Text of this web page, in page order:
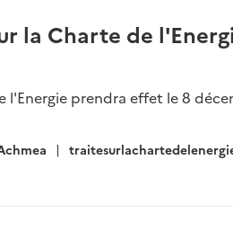
la Charte de
l'Energie prendra effet le 8